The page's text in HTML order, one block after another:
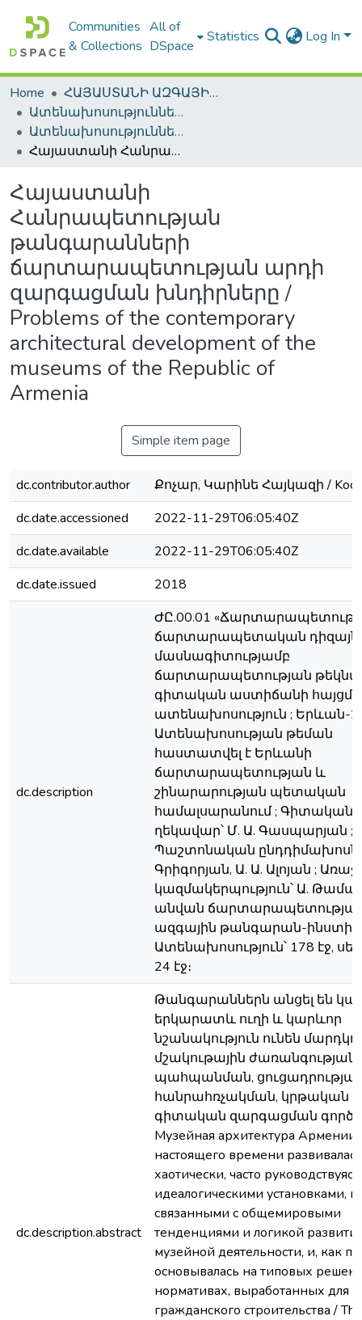
Communities
& Collections
All of
DSpace
Statistics Log In
Home
ՀԱՅԱՍՏԱՆԻ ԱԶԳԱՅԻՆ ԳՐԱԴԱՐԱՆԻ ԹՎԱՅԻՆ ՊԱՀՈՑ / DIGITAL REPOSITORY OF NLA
Ատենախոսություններ և սեղմագրեր / Theses & Abstracts
Ատենախոսություններ և սեղմագրեր / Theses & Abstracts
Հայաստանի Հանրապետության թանգարանների ճարտարապետության արդի զարգացման խնդիրները / Problems of the contemporary architectural development of the museums of the Republic of Armenia
Հայաստանի
Հանրապետության
թանգարանների
ճարտարապետության արդի
զարգացման խնդիրները /
Problems of the contemporary
architectural development of the
museums of the Republic of
Armenia
Simple item page
dc.contributor.author
Քոչար, Կարինե Հայկազի /
dc.date.accessioned
2022-11-29T06:05:40Z
dc.date.available
2022-11-29T06:05:40Z
dc.date.issued
2018
dc.description
ԺԸ.00.01
ճարտարապետական
մասնագիտությամբ
ճարտարապետության
գիտական աստիճանի
ատենախոսություն ; Երևան-
Ատենախոսության թեման
հաստատվել է Երևանի
ճարտարապետության և
շինարարության պետական
համալսարանում ; Գիտական
ղեկավար՝ Մ. Ա. Գասպարյան ;
Պաշտոնական
Գրիգորյան, Ա. Ա. Ալոյան ;
կազմակերպություն՝ Ա.
անվան
ազգային թանգարան-
Ատենախոսություն՝ 178 էջ,
24 էջ։
dc.description.abstract
Թանգարաններն անցել են
երկարատև ուղի և կարևոր
նշանակություն ունեն
մշակութային ժառանգության
պահպանման,
հանրահռչակման, կրթական և
գիտական զարգացման
Музейная архитектура Армении
настоящего времени развивалась
хаотически, часто руководствуясь
идеалогическими установками,
связанными с общемировыми
тенденциями и логикой
музейной деятельности, и, как
основывалась на типовых
нормативах, выработанных для
гражданского строительства / The